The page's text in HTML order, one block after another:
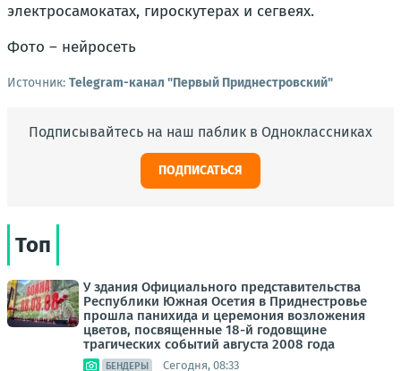
электросамокатах, гироскутерах и сегвеях.
Фото – нейросеть
Источник: Telegram-канал "Первый Приднестровский"
Подписывайтесь на наш паблик в Одноклассниках
ПОДПИСАТЬСЯ
Топ
У здания Официального представительства
Республики Южная Осетия в Приднестровье
прошла панихида и церемония возложения
цветов, посвященные 18-й годовщине
трагических событий августа 2008 года
БЕНДЕРЫ Сегодня, 08:33